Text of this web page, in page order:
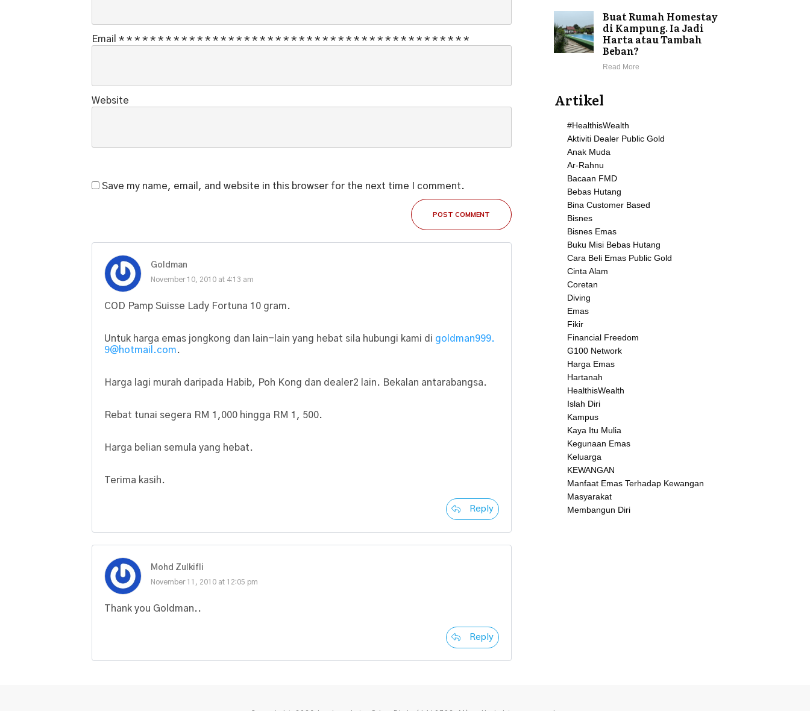
Email * * * * * * * * * * * * * * * * * * * * * * * * * * * * * * * * * * * * * * * * * * * * *
Website
Save my name, email, and website in this browser for the next time I comment.
POST COMMENT
Goldman
November 10, 2010 at 4:13 am
COD Pamp Suisse Lady Fortuna 10 gram.
Untuk harga emas jongkong dan lain-lain yang hebat sila hubungi kami di goldman999.
9@hotmail.com.
Harga lagi murah daripada Habib, Poh Kong dan dealer2 lain. Bekalan antarabangsa.
Rebat tunai segera RM 1,000 hingga RM 1, 500.
Harga belian semula yang hebat.
Terima kasih.
Reply
Mohd Zulkifli
November 11, 2010 at 12:05 pm
Thank you Goldman..
Reply
Buat Rumah Homestay
di Kampung. Ia Jadi
Harta atau Tambah
Beban?
Read More
Artikel
#HealthisWealth
Aktiviti Dealer Public Gold
Anak Muda
Ar-Rahnu
Bacaan FMD
Bebas Hutang
Bina Customer Based
Bisnes
Bisnes Emas
Buku Misi Bebas Hutang
Cara Beli Emas Public Gold
Cinta Alam
Coretan
Diving
Emas
Fikir
Financial Freedom
G100 Network
Harga Emas
Hartanah
HealthisWealth
Islah Diri
Kampus
Kaya Itu Mulia
Kegunaan Emas
Keluarga
KEWANGAN
Manfaat Emas Terhadap Kewangan
Masyarakat
Membangun Diri